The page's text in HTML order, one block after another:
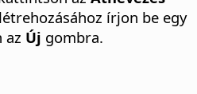
írjon be egy
az Új gombra.